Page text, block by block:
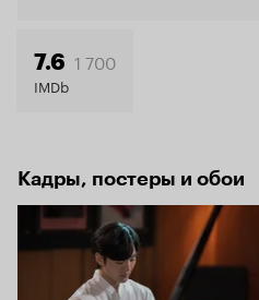
7.6 1 700
IMDb
Кадры, постеры и обои